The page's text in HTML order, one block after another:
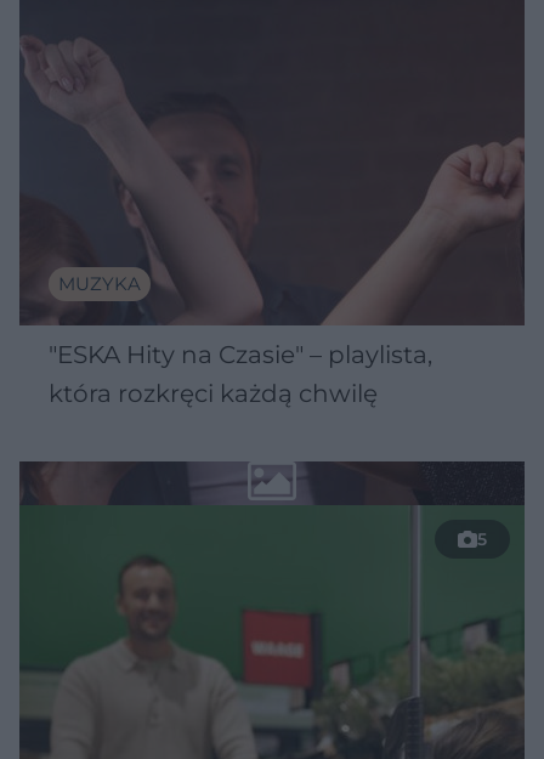
MUZYKA
"ESKA Hity na Czasie" – playlista,
która rozkręci każdą chwilę
5